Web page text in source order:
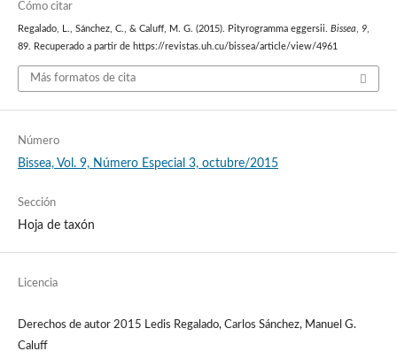
Cómo citar
Regalado, L., Sánchez, C., & Caluff, M. G. (2015). Pityrogramma eggersii. Bissea, 9,
89. Recuperado a partir de https://revistas.uh.cu/bissea/article/view/4961
Más formatos de cita
Número
Bissea, Vol. 9, Número Especial 3, octubre/2015
Sección
Hoja de taxón
Licencia
Derechos de autor 2015 Ledis Regalado, Carlos Sánchez, Manuel G.
Caluff